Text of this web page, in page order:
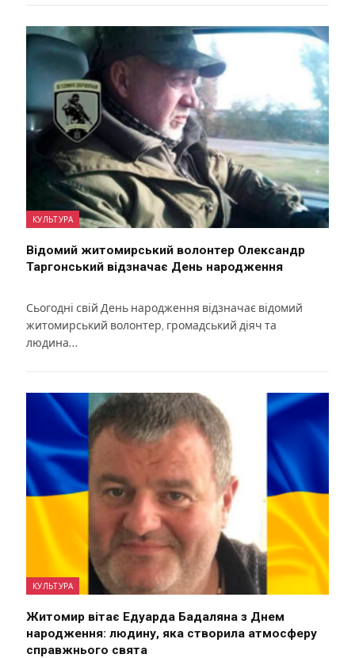
КУЛЬТУРА
Відомий житомирський волонтер Олександр
Таргонський відзначає День народження
Сьогодні свій День народження відзначає відомий
житомирський волонтер, громадський діяч та
людина…
КУЛЬТУРА
Житомир вітає Едуарда Бадаляна з Днем
народження: людину, яка створила атмосферу
справжнього свята